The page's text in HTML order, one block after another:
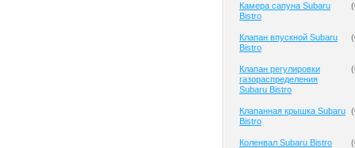
Камера сапуна Subaru
Bistro
(
Клапан впускной Subaru
Bistro
(
Клапан регулировки
газораспределения
Subaru Bistro
(
Клапанная крышка Subaru
Bistro
(
Коленвал Subaru Bistro (